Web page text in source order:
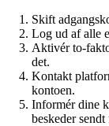
Skift
Log ud af alle
Aktivér to-
det.
Kontakt
kontoen.
Informér dine
beskeder